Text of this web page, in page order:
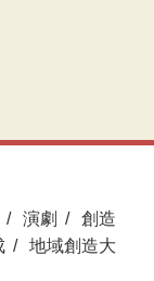
演劇
創造
地域創造大